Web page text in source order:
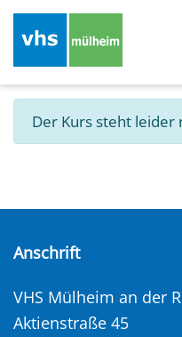
Der Kurs steht leider
Anschrift
VHS Mülheim an der
Aktienstraße 45